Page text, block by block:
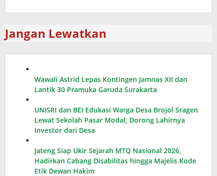
Jangan Lewatkan
Wawali Astrid Lepas Kontingen Jamnas XII dan
Lantik 30 Pramuka Garuda Surakarta
UNISRI dan BEI Edukasi Warga Desa Brojol Sragen
Lewat Sekolah Pasar Modal, Dorong Lahirnya
Investor dari Desa
Jateng Siap Ukir Sejarah MTQ Nasional 2026,
Hadirkan Cabang Disabilitas hingga Majelis Kode
Etik Dewan Hakim